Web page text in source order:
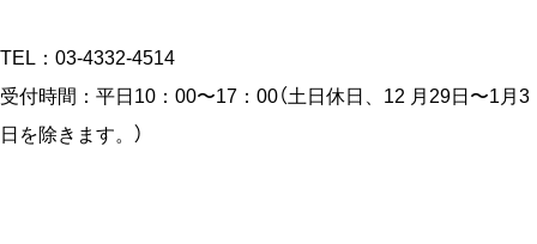
TEL：03-4332-4514
受付時間：平⽇10：00〜17：00（⼟⽇休⽇、12 ⽉29⽇〜1⽉3
⽇を除きます。）